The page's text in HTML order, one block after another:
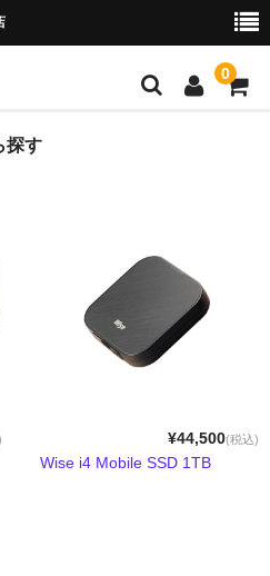
0
探す
¥44,500(税込)
Wise i4 Mobile SSD 1TB